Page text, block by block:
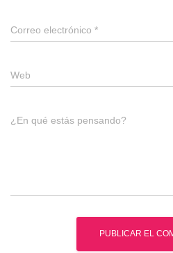
Correo electrónico *
Web
¿En qué estás pensando?